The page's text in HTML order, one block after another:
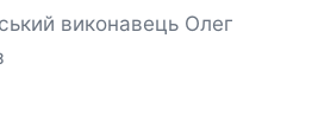
виконавець Олег